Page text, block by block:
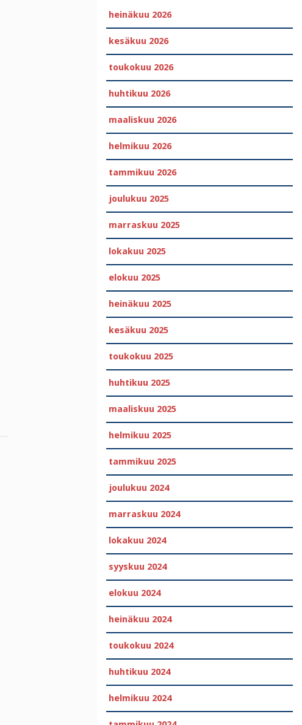
heinäkuu 2026
kesäkuu 2026
toukokuu 2026
huhtikuu 2026
maaliskuu 2026
helmikuu 2026
tammikuu 2026
joulukuu 2025
marraskuu 2025
lokakuu 2025
elokuu 2025
heinäkuu 2025
kesäkuu 2025
toukokuu 2025
huhtikuu 2025
maaliskuu 2025
helmikuu 2025
tammikuu 2025
joulukuu 2024
marraskuu 2024
lokakuu 2024
syyskuu 2024
elokuu 2024
heinäkuu 2024
toukokuu 2024
huhtikuu 2024
helmikuu 2024